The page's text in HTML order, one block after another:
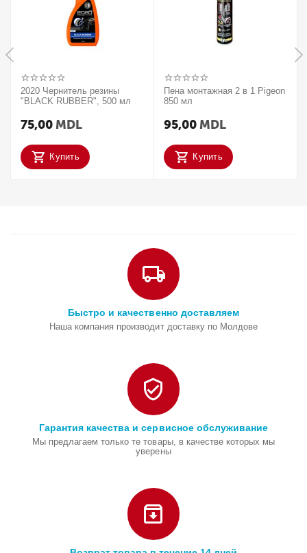
2020 Чернитель резины
"BLACK RUBBER", 500 мл
75,00 MDL
Купить
Пена монтажная 2 в 1 Pigeon
850 мл
95,00 MDL
Купить
Быстро и качественно доставляем
Наша компания производит доставку по Молдове
Гарантия качества и сервисное обслуживание
Мы предлагаем только те товары, в качестве которых мы
уверены